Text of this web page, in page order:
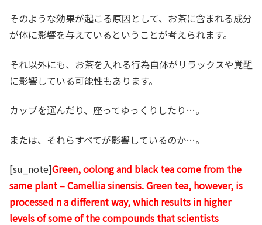
そのような効果が起こる原因として、お茶に含まれる成分
が体に影響を与えているということが考えられます。
それ以外にも、お茶を入れる行為自体がリラックスや覚醒
に影響している可能性もあります。
カップを選んだり、座ってゆっくりしたり…。
または、それらすべてが影響しているのか…。
[su_note]Green, oolong and black tea come from the
same plant – Camellia sinensis. Green tea, however, is
processed n a different way, which results in higher
levels of some of the compounds that scientists